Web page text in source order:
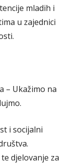
mladih i
u zajednici
– Ukažimo na
i socijalni
djelovanje za